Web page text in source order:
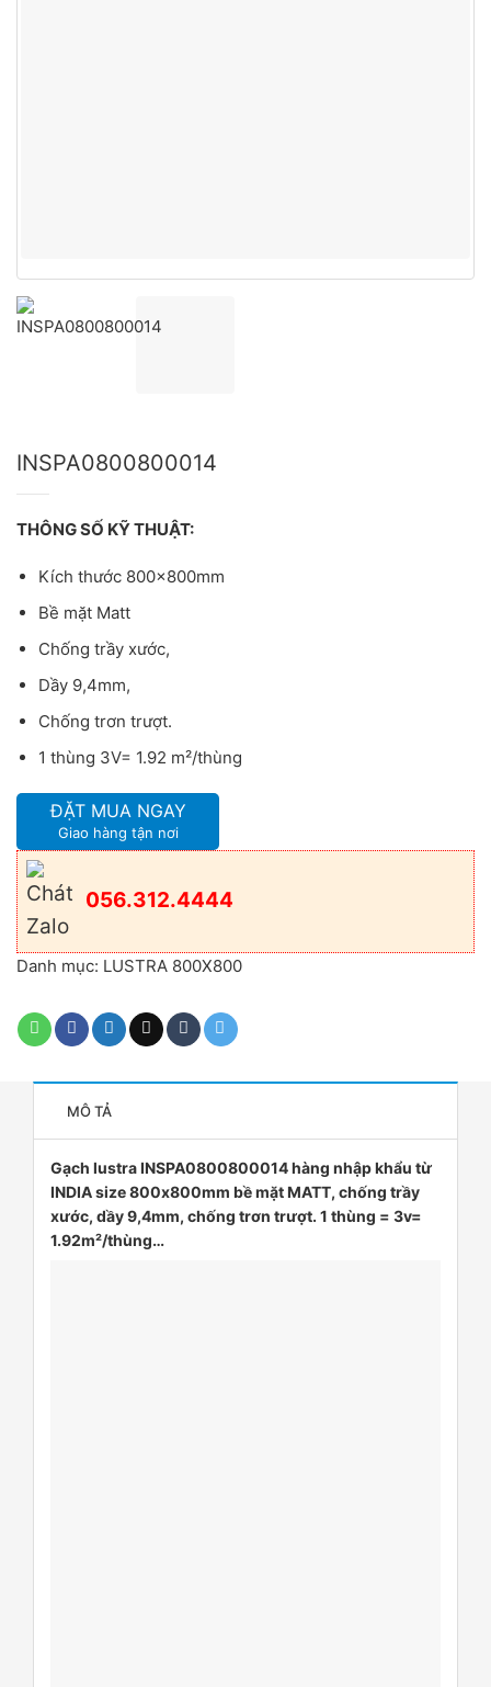
INSPA0800800014
THÔNG SỐ KỸ THUẬT:
Kích thước 800x800mm
Bề mặt Matt
Chống trầy xước,
Dầy 9,4mm,
Chống trơn trượt.
1 thùng 3V= 1.92 m²/thùng
ĐẶT MUA NGAY
Giao hàng tận nơi
056.312.4444
Danh mục: LUSTRA 800X800
MÔ TẢ
Gạch lustra INSPA0800800014 hàng nhập khẩu từ
INDIA size 800x800mm bề mặt MATT, chống trầy
xước, dầy 9,4mm, chống trơn trượt. 1 thùng = 3v=
1.92m²/thùng…